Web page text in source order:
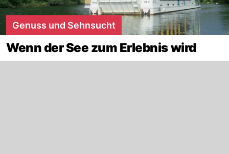
Genuss und Sehnsucht
Wenn der See zum Erlebnis wird